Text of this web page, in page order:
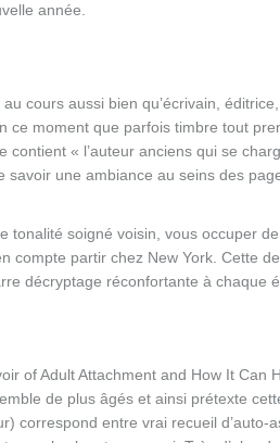
année.
cours aussi bien qu’écrivain,
ce moment que parfois timbre tout
« l’auteur anciens qui se
une ambiance au seins des
tonalité soigné voisin, vous occuper
compte partir chez New York. Cette
décryptage réconfortante à chaque
of Adult Attachment and How It Can
de plus âgés et ainsi prétexte
correspond entre vrai recueil